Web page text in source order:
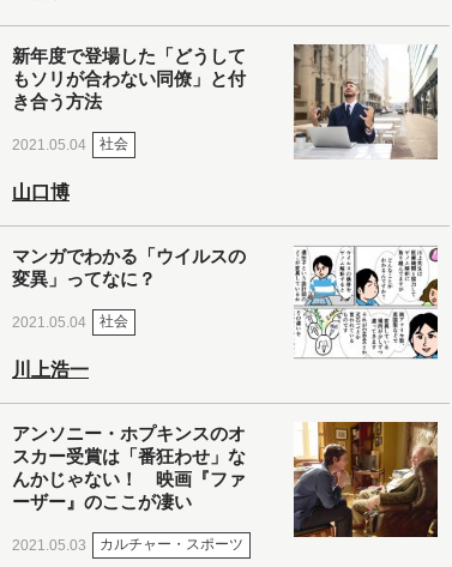
新年度で登場した「どうして
もソリが合わない同僚」と付
き合う方法
2021.05.04 社会
山口博
マンガでわかる「ウイルスの
変異」ってなに？
2021.05.04 社会
川上浩一
アンソニー・ホプキンスのオ
スカー受賞は「番狂わせ」な
んかじゃない！ 映画『ファ
ーザー』のここが凄い
2021.05.03 カルチャー・スポーツ